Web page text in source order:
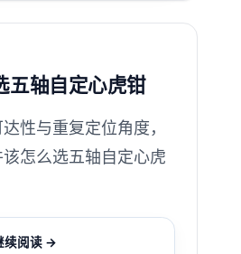
五轴自定心虎钳
性与重复定位角度，
怎么选五轴自定心虎
续阅读 →